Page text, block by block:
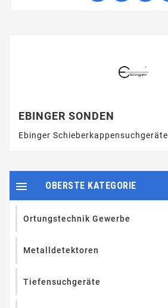
EBINGER SONDEN
Ebinger Schieberkappensuchgeräte
OBERSTE KATEGORIE

Ortungstechnik Gewerbe
Metalldetektoren
Tiefensuchgeräte